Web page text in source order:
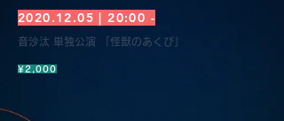
2020.12.05 | 20:00 -
音沙汰 単独公演 「怪獣のあくび」
¥2,000